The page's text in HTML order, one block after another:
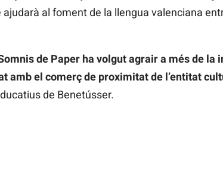
al foment de la llengua valenciana
de Paper ha volgutagrair a més de la
amb el comerç de proximitat de l’entitat
de Benetússer.